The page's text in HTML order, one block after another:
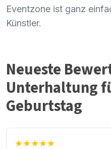
Eventzone ist ganz
Künstler.
Neueste
Unterhaltung
Geburtstag
★★★★★